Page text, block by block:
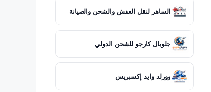
الساهر لنقل العفش والشحن والصيانة
جلوبال كارجو للشحن الدولي
وورلد وايد إكسبريس